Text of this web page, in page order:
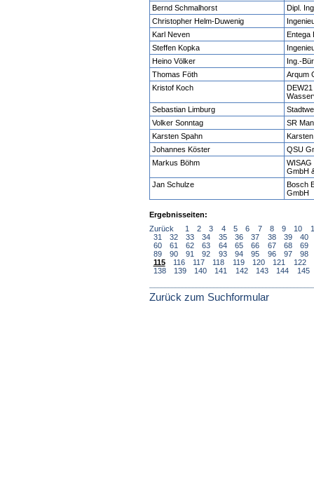
Bernd Schmalhorst
Dipl.
Christopher Helm-Duwenig
Karl Neven
Entega
Steffen Kopka
Heino Völker
Ing.-
Thomas Föth
Arqum
Kristof Koch
Sebastian Limburg
Volker Sonntag
SR
Karsten Spahn
Johannes Köster
QSU
Markus Böhm
WISAG
GmbH
Jan Schulze
Bosch
GmbH
Ergebnisseiten:
Zurück
1 2 3 4 5 6 7 8 9 10
31
32 33 34 35 36 37 38 39
40
60
61 62 63 64 65 66 67 68
69
89
90 91 92 93 94 95 96 97
98
115
116 117 118 119 120 121 122
138
139 140 141 142 143 144 145
Zurück zum Suchformular